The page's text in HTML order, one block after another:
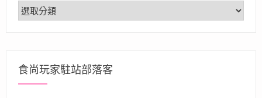
分
類
食尚玩家駐站部落客